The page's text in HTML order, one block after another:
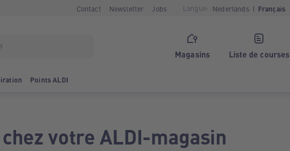
Contact Newsletter Jobs Langue: Nederlands Français
Magasins Liste de courses
Points ALDI
votre ALDI-magasin